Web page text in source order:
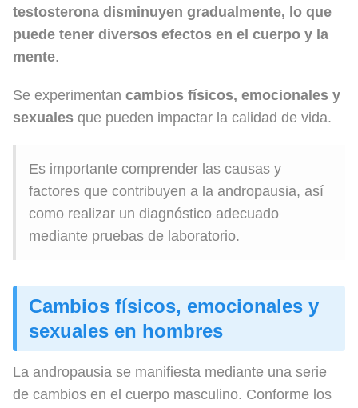
testosterona disminuyen gradualmente, lo que
puede tener diversos efectos en el cuerpo y la
mente.
Se experimentan cambios físicos, emocionales y
sexuales que pueden impactar la calidad de vida.
Es importante comprender las causas y
factores que contribuyen a la andropausia, así
como realizar un diagnóstico adecuado
mediante pruebas de laboratorio.
Cambios físicos, emocionales y
sexuales en hombres
La andropausia se manifiesta mediante una serie
de cambios en el cuerpo masculino. Conforme los